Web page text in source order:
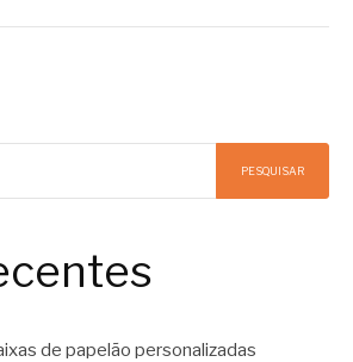
PESQUISAR
de papelão personalizadas